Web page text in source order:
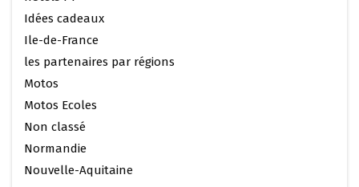
Idées cadeaux
Ile-de-France
les partenaires par régions
Motos
Motos Ecoles
Non classé
Normandie
Nouvelle-Aquitaine